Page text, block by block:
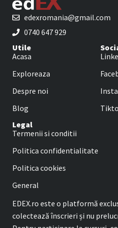
edexromania@gmail.com
0740 647 929
Utile
Acasa
Exploreaza
Despre noi
Blog
Legal
Termenii si conditii
Politica confidentialitate
Politica cookies
General
EDEX.ro este o platformă
colectează înscrieri și nu